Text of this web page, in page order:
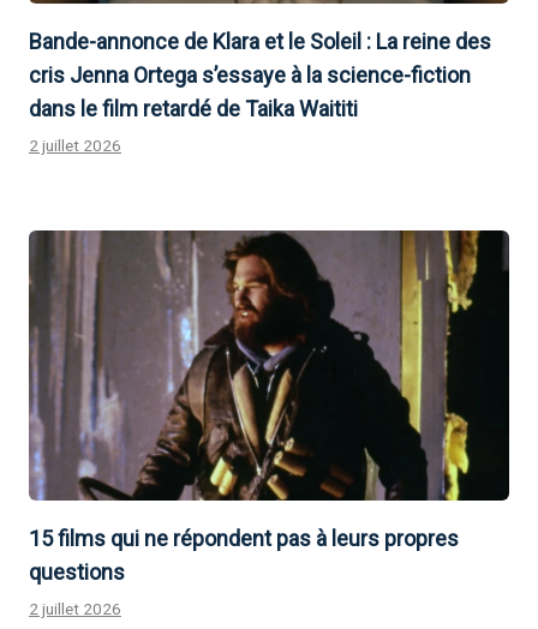
Bande-annonce de Klara et le Soleil : La reine des
cris Jenna Ortega s’essaye à la science-fiction
dans le film retardé de Taika Waititi
2 juillet 2026
15 films qui ne répondent pas à leurs propres
questions
2 juillet 2026